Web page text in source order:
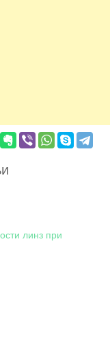
линз при